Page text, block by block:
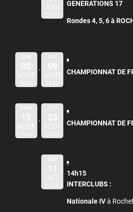
JUIN
2020
GENERATIONS 17
Rondes 4, 5, 6 à
DIM
02
AOÛT
2020
DIM
09
AOÛT
2020
CHAMPIONNAT DE
SAM
15
AOÛT
2020
DIM
23
AOÛT
2020
CHAMPIONNAT DE
DIM
11
OCT
2020
14h15
INTERCLUBS :
Nationale IVà